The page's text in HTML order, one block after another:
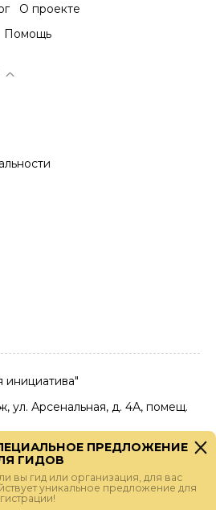
О проекте
Помощь
ул. Арсенальная, д. 4А, помещ.
карты
ПРЕДЛОЖЕНИЕ
ГИДОВ
вы гид или организация, для вас
уникальное предложение для